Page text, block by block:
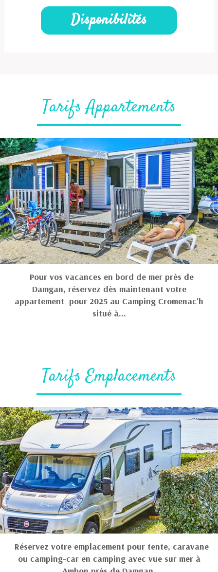
Disponibilités
Tarifs Appartements
Pour vos vacances en bord de mer près de
Damgan, réservez dès maintenant votre
appartement pour 2025 au Camping Cromenac'h
situé à…
Tarifs Emplacements
Réservez votre emplacement pour tente, caravane
ou camping-car en camping avec vue sur mer à